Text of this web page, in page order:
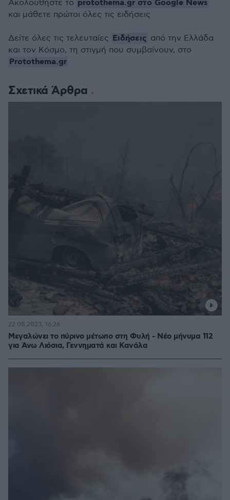
Σχετικά Άρθρα
Μεγαλώνει το πύρινο μέτωπο στη Φυλή - Νέο μήνυμα 112
για Άνω Λιόσια, Γεννηματά και Κανάλα
22.08.2023, 16:26
Ακολουθήστε το protothema.gr στο Google News
και μάθετε πρώτοι όλες τις ειδήσεις
Δείτε όλες τις τελευταίες Ειδήσεις από την Ελλάδα
και τον Κόσμο, τη στιγμή που συμβαίνουν, στο
Protothema.gr